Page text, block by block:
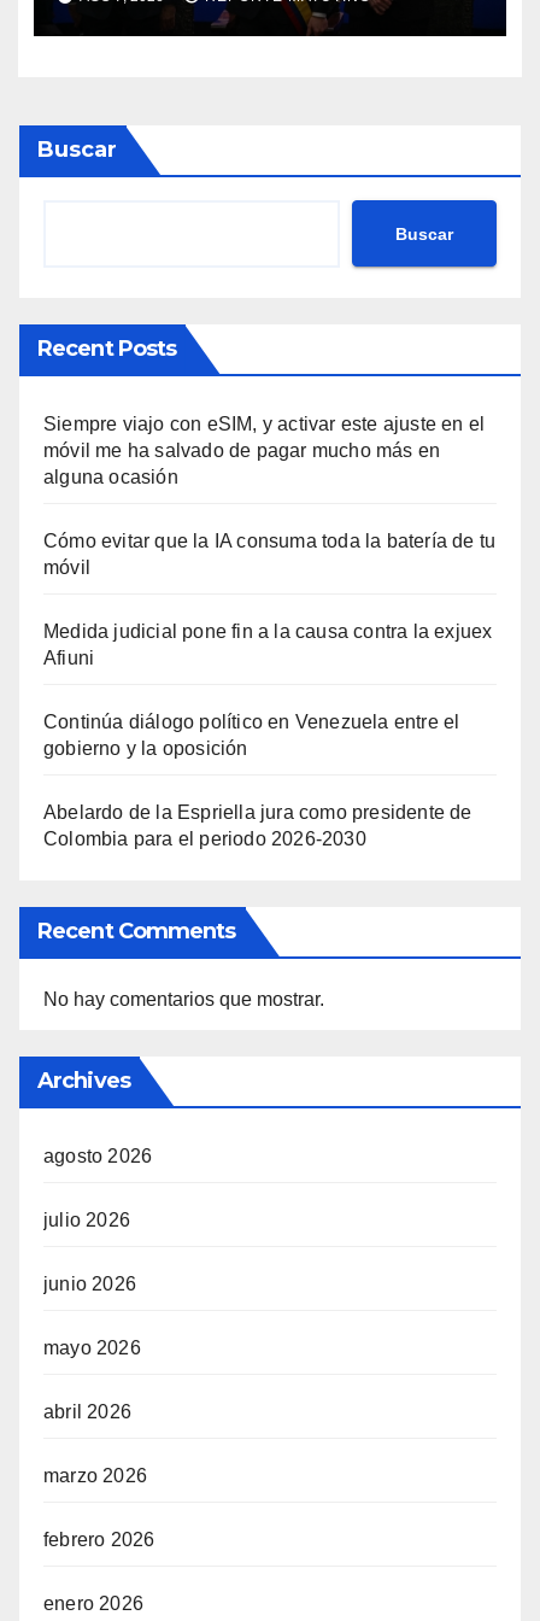
2026-2030
Buscar
Buscar
Recent Posts
Siempre viajo con eSIM, y activar este ajuste en el
móvil me ha salvado de pagar mucho más en
alguna ocasión
Cómo evitar que la IA consuma toda la batería de tu
móvil
Medida judicial pone fin a la causa contra la exjuex
Afiuni
Continúa diálogo político en Venezuela entre el
gobierno y la oposición
Abelardo de la Espriella jura como presidente de
Colombia para el periodo 2026-2030
Recent Comments
No hay comentarios que mostrar.
Archives
agosto 2026
julio 2026
junio 2026
mayo 2026
abril 2026
marzo 2026
febrero 2026
enero 2026